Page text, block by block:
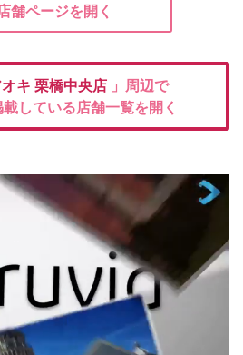
舗ページを開く
キ 栗橋中央店 」周辺で
している店舗一覧を開く